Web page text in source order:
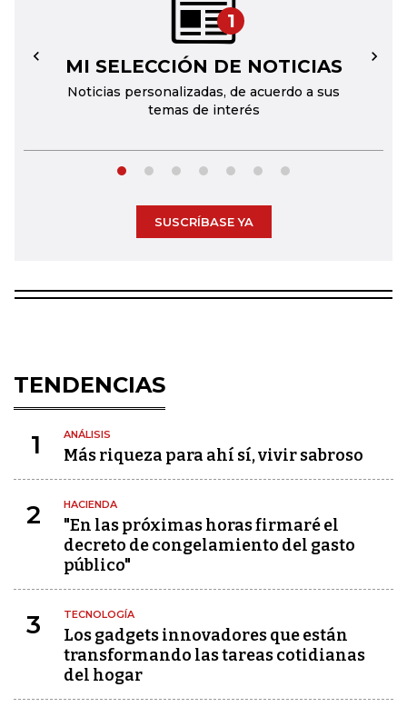
1
MI SELECCIÓN DE NOTICIAS
Noticias personalizadas, de acuerdo a sus
temas de interés
← →
SUSCRÍBASE YA
TENDENCIAS
1 ANÁLISIS
Más riqueza para ahí sí, vivir sabroso
2 HACIENDA
"En las próximas horas firmaré el
decreto de congelamiento del gasto
público"
3 TECNOLOGÍA
Los gadgets innovadores que están
transformando las tareas cotidianas
del hogar